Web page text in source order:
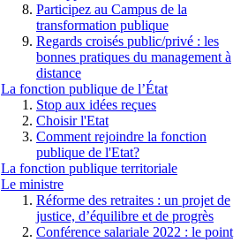
Participez au Campus de la
transformation publique
Regards croisés public/privé : les
bonnes pratiques du management à
distance
La fonction publique de l’État
Stop aux idées reçues
Choisir l'Etat
Comment rejoindre la fonction
publique de l'Etat?
La fonction publique territoriale
Le ministre
Réforme des retraites : un projet de
justice, d’équilibre et de progrès
Conférence salariale 2022 : le point